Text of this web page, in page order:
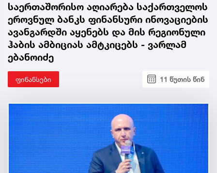
საერთაშორისო აღიარება საქართველოს
ეროვნულ ბანკს ფინანსური ინოვაციების
ავანგარდში აყენებს და მის რეგიონული
ჰაბის ამბიციას ამტკიცებს - ვარლამ
ებანოიძე
ფინანსები 11 წუთის წინ